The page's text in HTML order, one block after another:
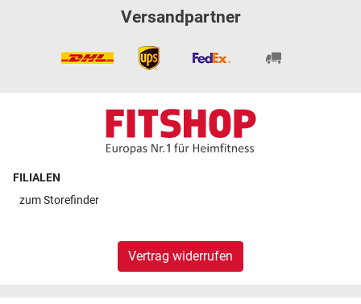
Versandpartner
FILIALEN
zumStorefinder
Vertrag widerrufen